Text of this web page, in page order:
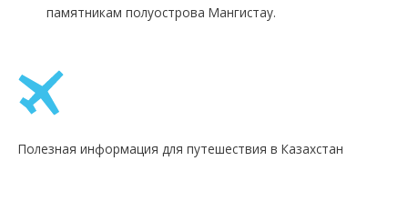
памятникам полуострова Мангистау.
Полезная информация для путешествия в Казахстан